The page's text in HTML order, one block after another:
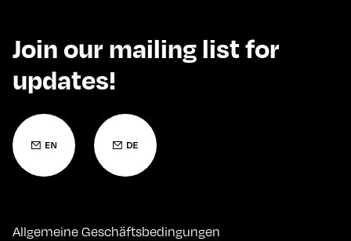
Join our mailing list for
updates!
Allgemeine Geschäftsbedingungen